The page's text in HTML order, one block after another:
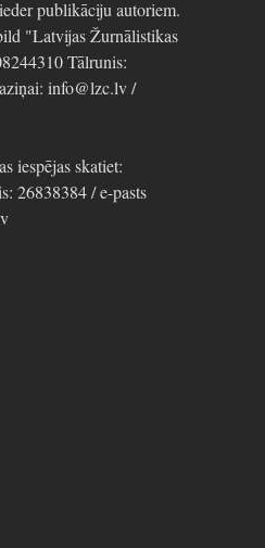
publikāciju autoriem.
"Latvijas Žurnālistikas
Tālrunis:
info@lzc.lv /
iespējas skatiet:
26838384 / e-pasts